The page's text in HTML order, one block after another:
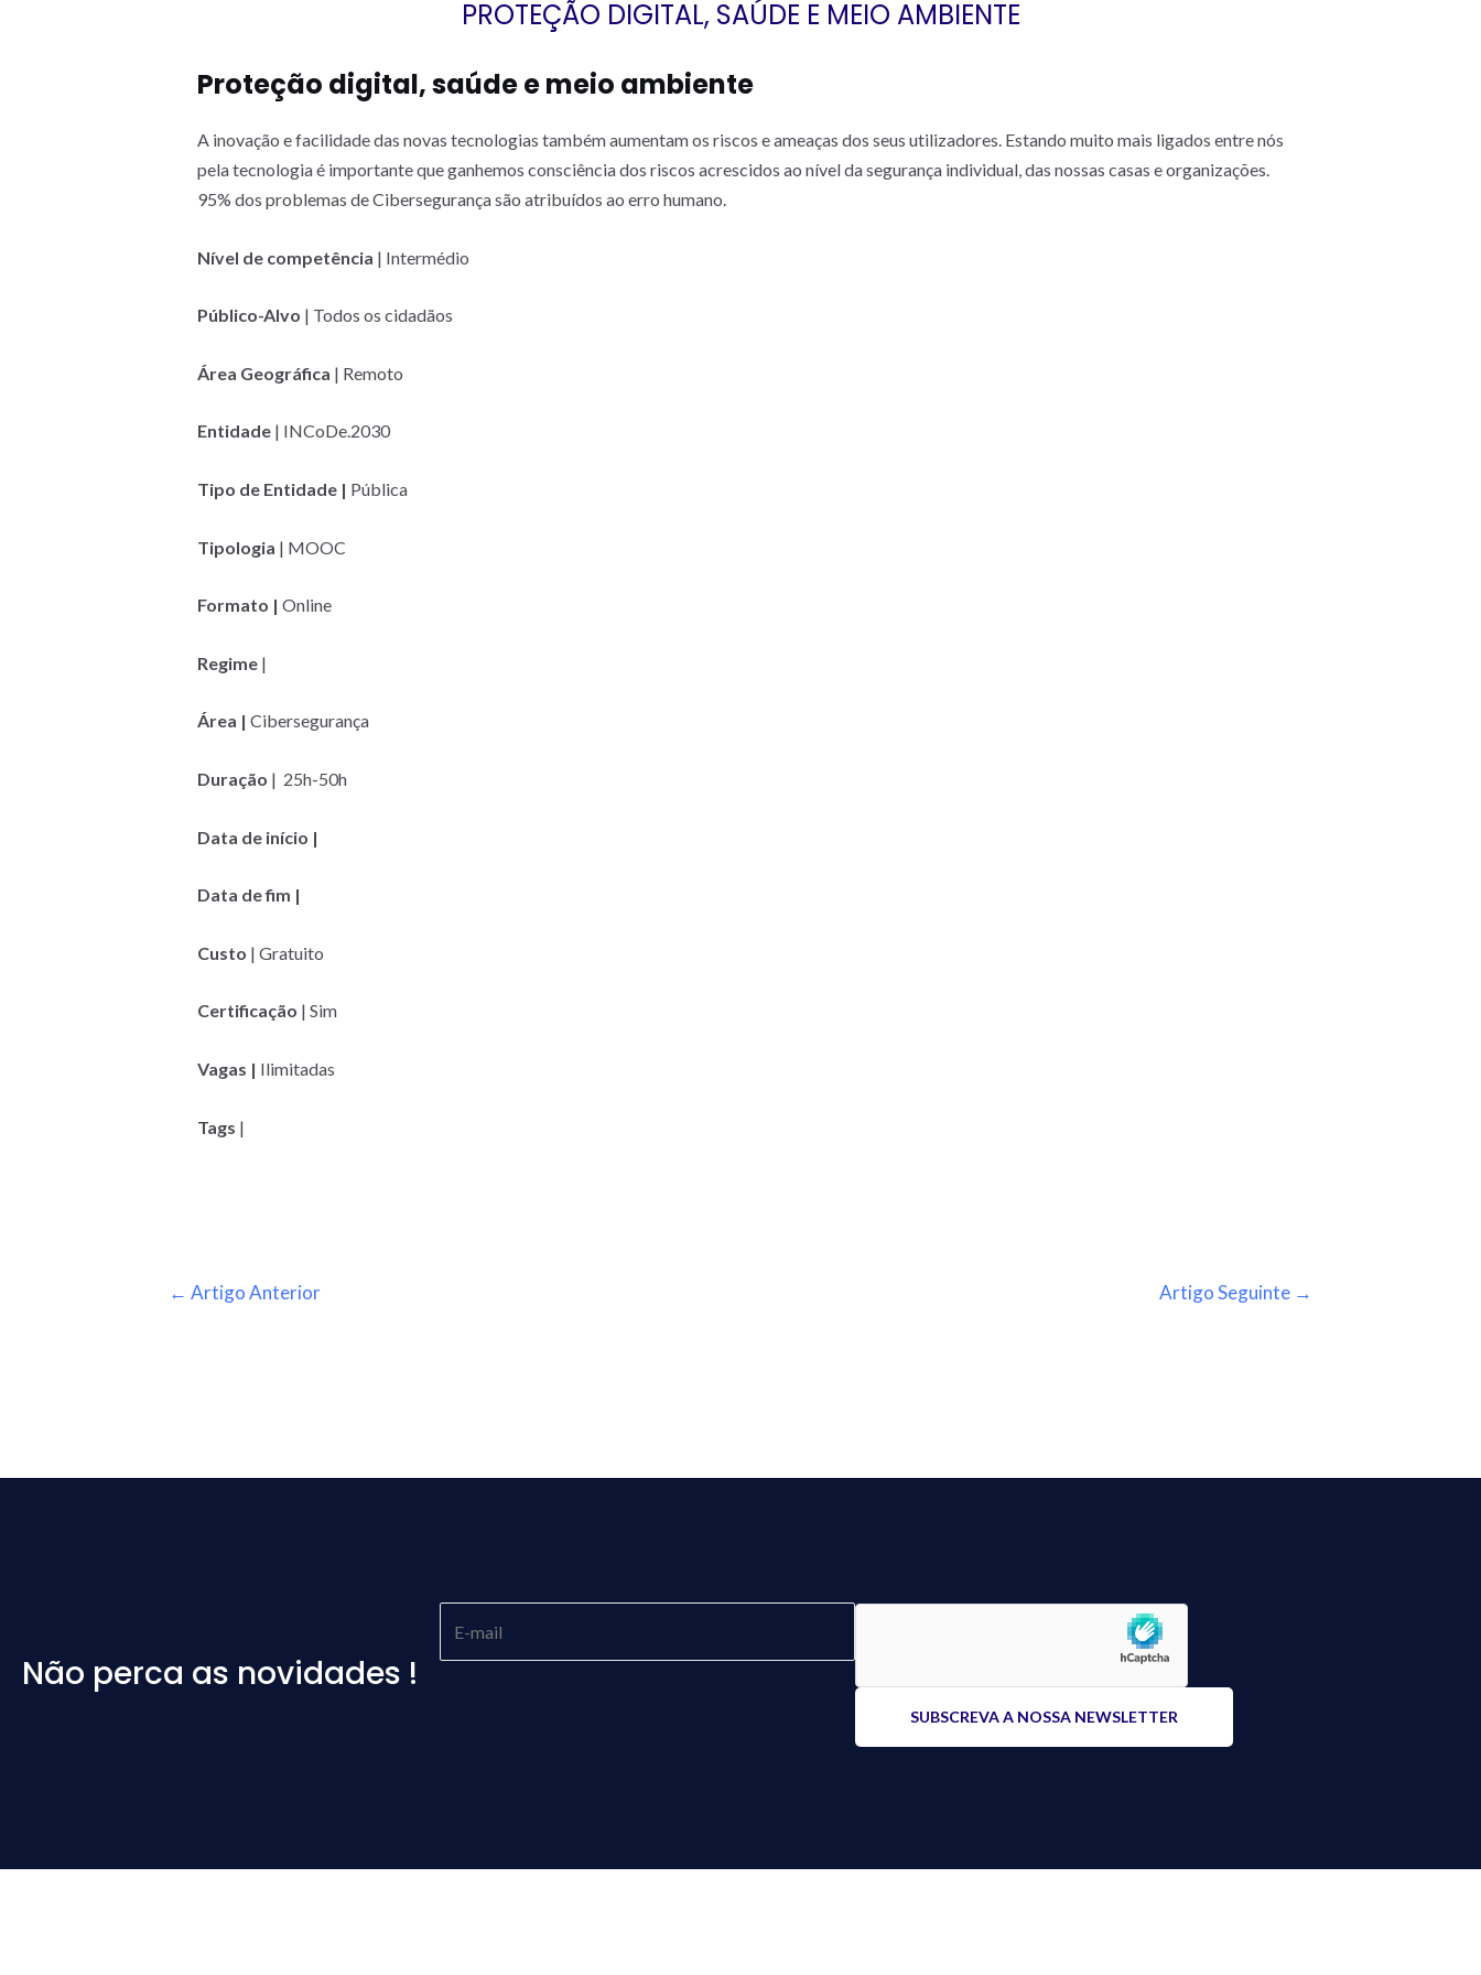
PROTEÇÃO DIGITAL, SAÚDE E MEIO AMBIENTE
Proteção digital, saúde e meio ambiente
A inovação e facilidade das novas tecnologias também aumentam os riscos e ameaças dos seus utilizadores. Estando muito mais ligados entre nós
pela tecnologia é importante que ganhemos consciência dos riscos acrescidos ao nível da segurança individual, das nossas casas e organizações.
95% dos problemas de Cibersegurança são atribuídos ao erro humano.
Nível de competência | Intermédio
Público-Alvo | Todos os cidadãos
Área Geográfica | Remoto
Entidade | INCoDe.2030
Tipo de Entidade | Pública
Tipologia | MOOC
Formato | Online
Regime|
Área | Cibersegurança
Duração | 25h-50h
Data de início |
Data de fim |
Custo | Gratuito
Certificação | Sim
Vagas | Ilimitadas
Tags |
← Artigo Anterior Artigo Seguinte →
Não perca as novidades !